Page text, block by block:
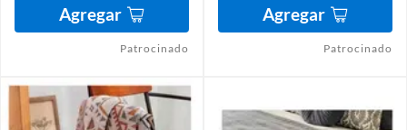
Agregar
Patrocinado
Agregar
Patrocinado